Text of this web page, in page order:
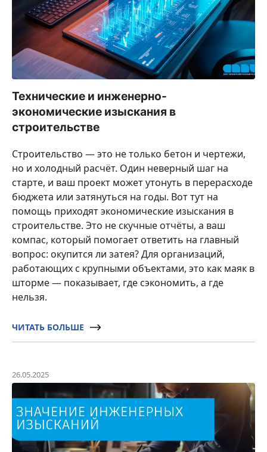
Технические и инженерно-
экономические изыскания в
строительстве
Строительство — это не только бетон и чертежи,
но и холодный расчёт. Один неверный шаг на
старте, и ваш проект может утонуть в перерасходе
бюджета или затянуться на годы. Вот тут на
помощь приходят экономические изыскания в
строительстве. Это не скучные отчёты, а ваш
компас, который помогает ответить на главный
вопрос: окупится ли затея? Для организаций,
работающих с крупными объектами, это как маяк в
шторме — показывает, где сэкономить, а где
нельзя.
ЧИТАТЬ БОЛЬШЕ
26.05.2025